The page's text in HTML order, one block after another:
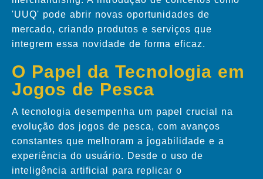
'UUQ' pode abrir novas oportunidades de
mercado, criando produtos e serviços que
integrem essa novidade de forma eficaz.
O Papel da Tecnologia em
Jogos de Pesca
A tecnologia desempenha um papel crucial na
evolução dos jogos de pesca, com avanços
constantes que melhoram a jogabilidade e a
experiência do usuário. Desde o uso de
inteligência artificial para replicar o